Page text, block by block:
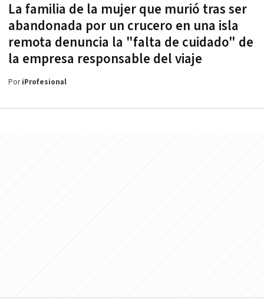
La familia de la mujer que murió tras ser
abandonada por un crucero en una isla
remota denuncia la "falta de cuidado" de
la empresa responsable del viaje
PoriProfesional